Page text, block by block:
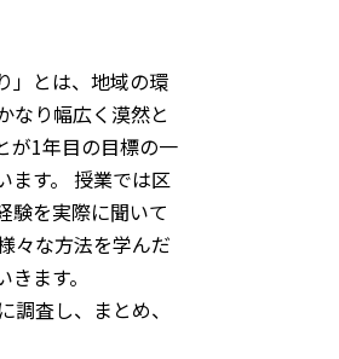
」とは、地域の環
なり幅広く漠然と
が1年目の目標の一
ます。 授業では区
験を実際に聞いて
々な方法を学んだ
ます。
査し、まとめ、